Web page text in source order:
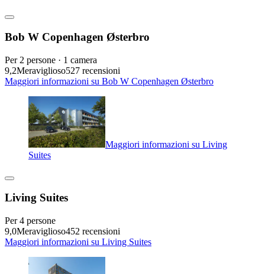
Bob W Copenhagen Østerbro
Per 2 persone · 1 camera
9,2Meraviglioso527 recensioni
Maggiori informazioni su Bob W Copenhagen Østerbro
Maggiori informazioni su Living
Suites
Living Suites
Per 4 persone
9,0Meraviglioso452 recensioni
Maggiori informazioni su Living Suites